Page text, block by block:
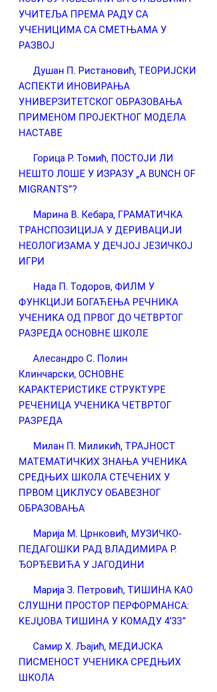
УЧИТЕЉА ПРЕМА РАДУ СА
УЧЕНИЦИМА СА СМЕТЊАМА У
РАЗВОЈ
Душан П. Ристановић, ТЕОРИЈСКИ
АСПЕКТИ ИНОВИРАЊА
УНИВЕРЗИТЕТСКОГ ОБРАЗОВАЊА
ПРИМЕНОМ ПРОЈЕКТНОГ МОДЕЛА
НАСТАВЕ
Горица Р. Томић, ПОСТОЈИ ЛИ
НЕШТО ЛОШЕ У ИЗРАЗУ „A BUNCH OF
MIGRANTS”?
Марина В. Кебара, ГРАМАТИЧКА
ТРАНСПОЗИЦИЈА У ДЕРИВАЦИЈИ
НЕОЛОГИЗАМА У ДЕЧЈОЈ ЈЕЗИЧКОЈ
ИГРИ
Нада П. Тодоров, ФИЛМ У
ФУНКЦИЈИ БОГАЋЕЊА РЕЧНИКА
УЧЕНИКА ОД ПРВОГ ДО ЧЕТВРТОГ
РАЗРЕДА ОСНОВНЕ ШКОЛЕ
Алесандро С. Полин
Клинчарски, ОСНОВНЕ
КАРАКТЕРИСТИКЕ СТРУКТУРЕ
РЕЧЕНИЦА УЧЕНИКА ЧЕТВРТОГ
РАЗРЕДА
Милан П. Миликић, ТРАЈНОСТ
МАТЕМАТИЧКИХ ЗНАЊА УЧЕНИКА
СРЕДЊИХ ШКОЛА СТЕЧЕНИХ У
ПРВОМ ЦИКЛУСУ ОБАВЕЗНОГ
ОБРАЗОВАЊА
Марија М. Црнковић, МУЗИЧКО-
ПЕДАГОШКИ РАД ВЛАДИМИРА Р.
ЂОРЂЕВИЋА У ЈАГОДИНИ
Марија З. Петровић, ТИШИНА КАО
СЛУШНИ ПРОСТОР ПЕРФОРМАНСА:
KЕЈЏОВА ТИШИНА У КОМАДУ 4’33”
Самир Х. Љајић, МЕДИЈСКА
ПИСМЕНОСТ УЧЕНИКА СРЕДЊИХ
ШКОЛА